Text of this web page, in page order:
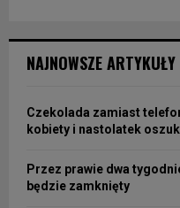
NAJNOWSZE ARTYKUŁY
Czekolada zamiast
kobiety i nastolatek
Przez prawie dwa
będzie zamknięty